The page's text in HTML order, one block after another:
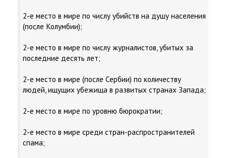
2-е место в мире по числу убийств на душу населения
(после Колумбии);
2-е место в мире по числу журналистов, убитых за
последние десять лет;
2-е место в мире (после Сербии) по количеству
людей, ищущих убежища в развитых странах Запада;
2-е место в мире по уровню бюрократии;
2-е место в мире среди стран-распространителей
спама;